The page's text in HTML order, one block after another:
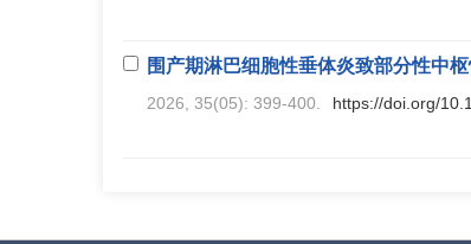
围产期淋巴细胞性垂体炎致部分性中
2026, 35(05): 399-400. https://doi.org/